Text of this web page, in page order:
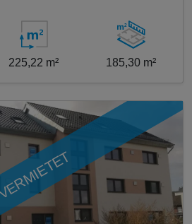
225,22 m² 185,30 m²